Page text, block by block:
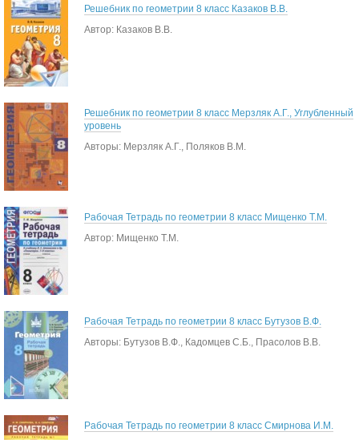
Решебник по геометрии 8 класс Казаков В.В.
Автор: Казаков В.В.
Решебник по геометрии 8 класс Мерзляк А.Г., Углубленный
уровень
Авторы: Мерзляк А.Г., Поляков В.М.
Рабочая Тетрадь по геометрии 8 класс Мищенко Т.М.
Автор: Мищенко Т.М.
Рабочая Тетрадь по геометрии 8 класс Бутузов В.Ф.
Авторы: Бутузов В.Ф., Кадомцев С.Б., Прасолов В.В.
Рабочая Тетрадь по геометрии 8 класс Смирнова И.М.